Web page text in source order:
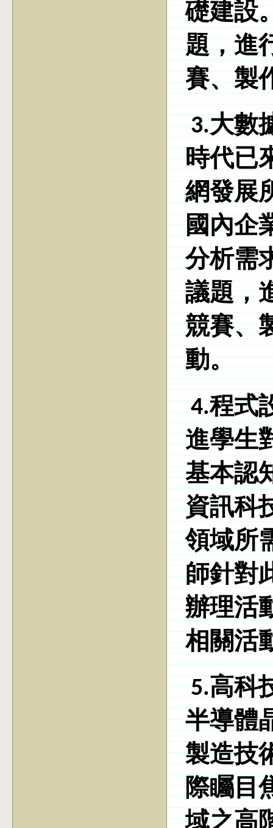
礎建設
題，進
賽、製
3.大數
時代已
網發展
國內企
分析需
議題，
競賽、
動。
4.程式
進學生
基本認
資訊科
領域所
師針對
辦理活
相關活
5.高科
半導體
製造技
際矚目